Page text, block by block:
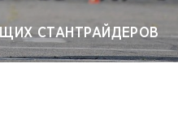
СТАНТРАЙДЕРОВ